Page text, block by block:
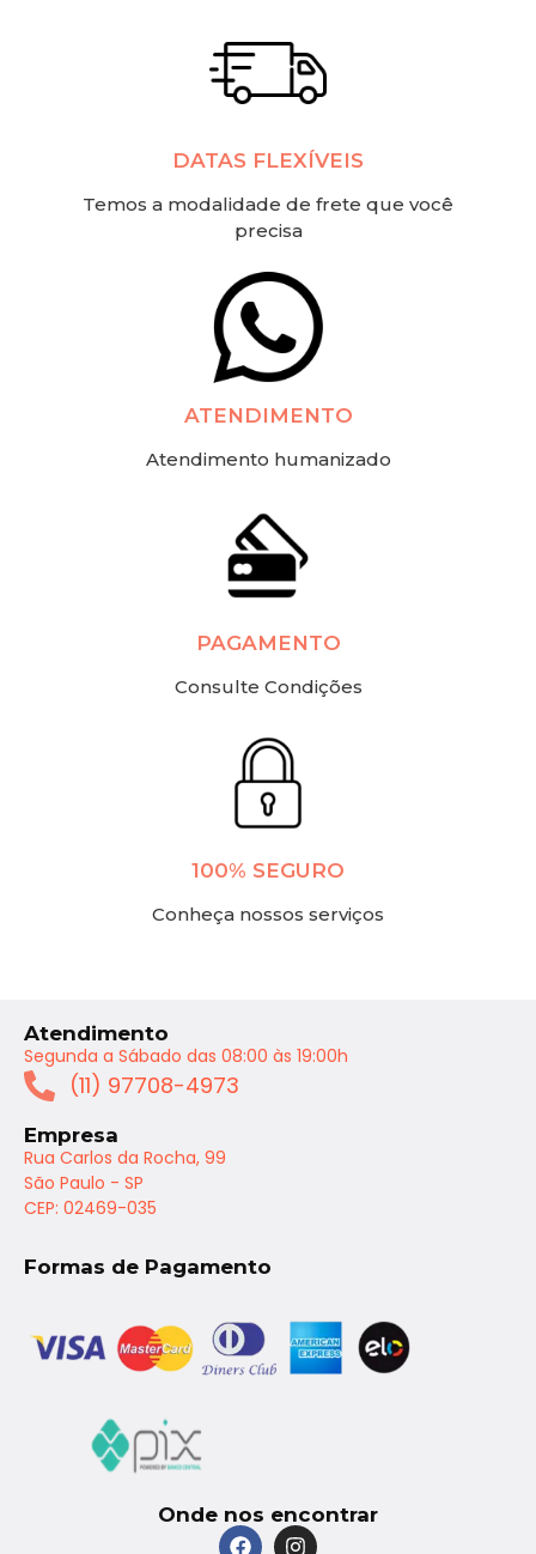
DATAS FLEXÍVEIS
Temos a modalidade de frete que você
precisa
ATENDIMENTO
Atendimento humanizado
PAGAMENTO
Consulte Condições
100% SEGURO
Conheça nossos serviços
Atendimento
Segunda a Sábado das 08:00 às 19:00h
(11) 97708-4973
Empresa
Rua Carlos da Rocha, 99
São Paulo - SP
CEP: 02469-035
Formas de Pagamento
Onde nos encontrar